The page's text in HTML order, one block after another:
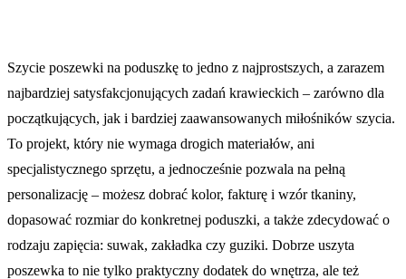
Szycie poszewki na poduszkę to jedno z najprostszych, a zarazem
najbardziej satysfakcjonujących zadań krawieckich – zarówno dla
początkujących, jak i bardziej zaawansowanych miłośników szycia.
To projekt, który nie wymaga drogich materiałów, ani
specjalistycznego sprzętu, a jednocześnie pozwala na pełną
personalizację – możesz dobrać kolor, fakturę i wzór tkaniny,
dopasować rozmiar do konkretnej poduszki, a także zdecydować o
rodzaju zapięcia: suwak, zakładka czy guziki. Dobrze uszyta
poszewka to nie tylko praktyczny dodatek do wnętrza, ale też